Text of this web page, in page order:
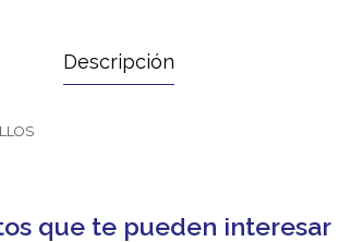
Descripción
que te pueden interesar